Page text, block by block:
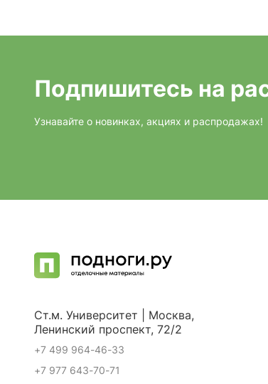
Подпишитесь на
Узнавайте о новинках, акциях и распродажах!
Ст.м. Университет | Москва,
Ленинский проспект, 72/2
+7 499 964-46-33
+7 977 643-70-71